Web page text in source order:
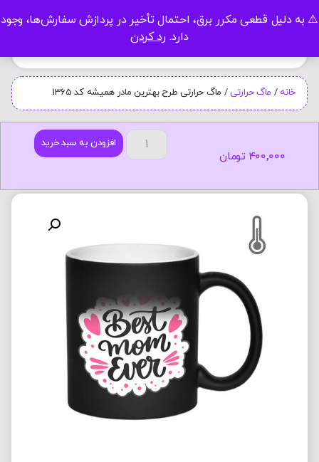
⚠️ به دلیل قطعی مکرر برق، احتمال تأخیر در پردازش سفارش‌ها، وجود
دارد. رد کردن
خانه / ماگ حرارتی/ ماگ حرارتی طرح بهترین مادر همیشه کد 1365
افزودن به سبد خرید
400,000 تومان